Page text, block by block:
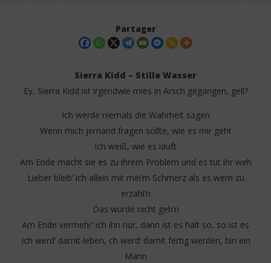
NOW VIEWING
Sierra Kidd – Stille Wasser Lyrics
mai
2025
Stone
Partager
Sierra Kidd – Stille Wasser
Ey, Sierra Kidd ist irgendwie mies in Arsch gegangen, gell?
Ich werde niemals die Wahrheit sagen
Wenn mich jemand fragen sollte, wie es mir geht
Ich weiß, wie es läuft
Am Ende macht sie es zu ihrem Problem und es tut ihr weh
Lieber bleib’ ich allein mit mei’m Schmerz als es wem zu
erzähl’n
Das würde nicht geh’n
Am Ende vеrmehr’ ich ihn nur, dann ist es halt so, so ist es
Ich wеrd’ damit leben, ch werd’ damit fertig werden, bin ein
Mann